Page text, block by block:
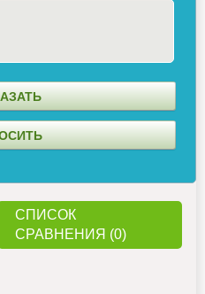
СПИСОК
СРАВНЕНИЯ (0)